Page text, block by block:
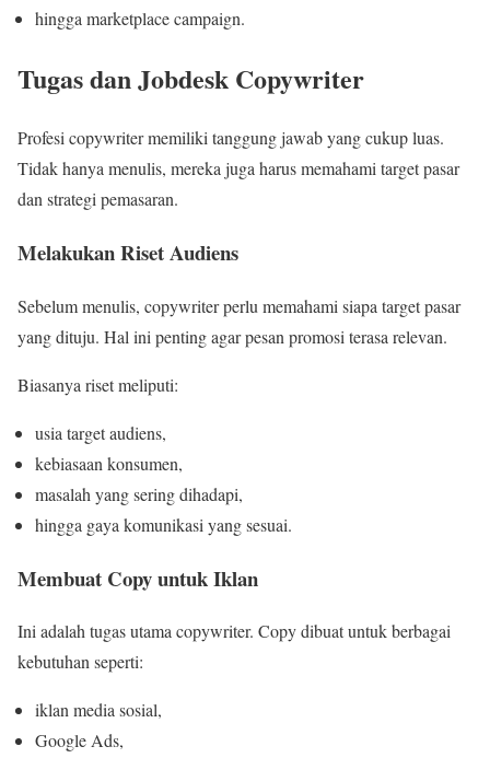
hingga marketplace campaign.
Tugas dan Jobdesk Copywriter
Profesi copywriter memiliki tanggung jawab yang cukup luas.
Tidak hanya menulis, mereka juga harus memahami target pasar
dan strategi pemasaran.
Melakukan Riset Audiens
Sebelum menulis, copywriter perlu memahami siapa target pasar
yang dituju. Hal ini penting agar pesan promosi terasa relevan.
Biasanya riset meliputi:
usia target audiens,
kebiasaan konsumen,
masalah yang sering dihadapi,
hingga gaya komunikasi yang sesuai.
Membuat Copy untuk Iklan
Ini adalah tugas utama copywriter. Copy dibuat untuk berbagai
kebutuhan seperti:
iklan media sosial,
Google Ads,